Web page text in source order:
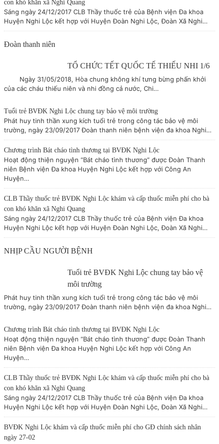
con khó khăn xã Nghi Quang
Sáng ngày 24/12/2017 CLB Thầy thuốc trẻ của Bệnh viện Đa khoa
Huyện Nghi Lộc kết hợp với Huyện Đoàn Nghi Lộc, Đoàn Xã Nghi…
Đoàn thanh niên
TỔ CHỨC TẾT QUỐC TẾ THIẾU NHI 1/6
Ngày 31/05/2018, Hòa chung không khí tưng bừng phấn khởi
của các cháu thiếu niên và nhi đồng cả nước, Chi…
Tuổi trẻ BVĐK Nghi Lộc chung tay bảo vệ môi trường
Phát huy tinh thần xung kích tuổi trẻ trong công tác bảo vệ môi
trường, ngày 23/09/2017 Đoàn thanh niên bệnh viện đa khoa Nghi…
Chương trình Bát cháo tình thương tại BVĐK Nghi Lộc
Hoạt động thiện nguyện “Bát cháo tình thương” được Đoàn Thanh
niên Bệnh viện Đa khoa Huyện Nghi Lộc kết hợp với Công An
Huyện…
CLB Thầy thuốc trẻ BVĐK Nghi Lộc khám và cấp thuốc miễn phí cho bà
con khó khăn xã Nghi Quang
Sáng ngày 24/12/2017 CLB Thầy thuốc trẻ của Bệnh viện Đa khoa
Huyện Nghi Lộc kết hợp với Huyện Đoàn Nghi Lộc, Đoàn Xã Nghi…
NHỊP CẦU NGƯỜI BỆNH
Tuổi trẻ BVĐK Nghi Lộc chung tay bảo vệ
môi trường
Phát huy tinh thần xung kích tuổi trẻ trong công tác bảo vệ môi
trường, ngày 23/09/2017 Đoàn thanh niên bệnh viện đa khoa Nghi…
Chương trình Bát cháo tình thương tại BVĐK Nghi Lộc
Hoạt động thiện nguyện “Bát cháo tình thương” được Đoàn Thanh
niên Bệnh viện Đa khoa Huyện Nghi Lộc kết hợp với Công An
Huyện…
CLB Thầy thuốc trẻ BVĐK Nghi Lộc khám và cấp thuốc miễn phí cho bà
con khó khăn xã Nghi Quang
Sáng ngày 24/12/2017 CLB Thầy thuốc trẻ của Bệnh viện Đa khoa
Huyện Nghi Lộc kết hợp với Huyện Đoàn Nghi Lộc, Đoàn Xã Nghi…
BVĐK Nghi Lộc khám và cấp thuốc miễn phí cho GĐ chính sách nhân
ngày 27-02